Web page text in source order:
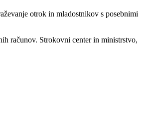
otrok in mladostnikov s posebnimi
računov. Strokovni center in ministrstvo,